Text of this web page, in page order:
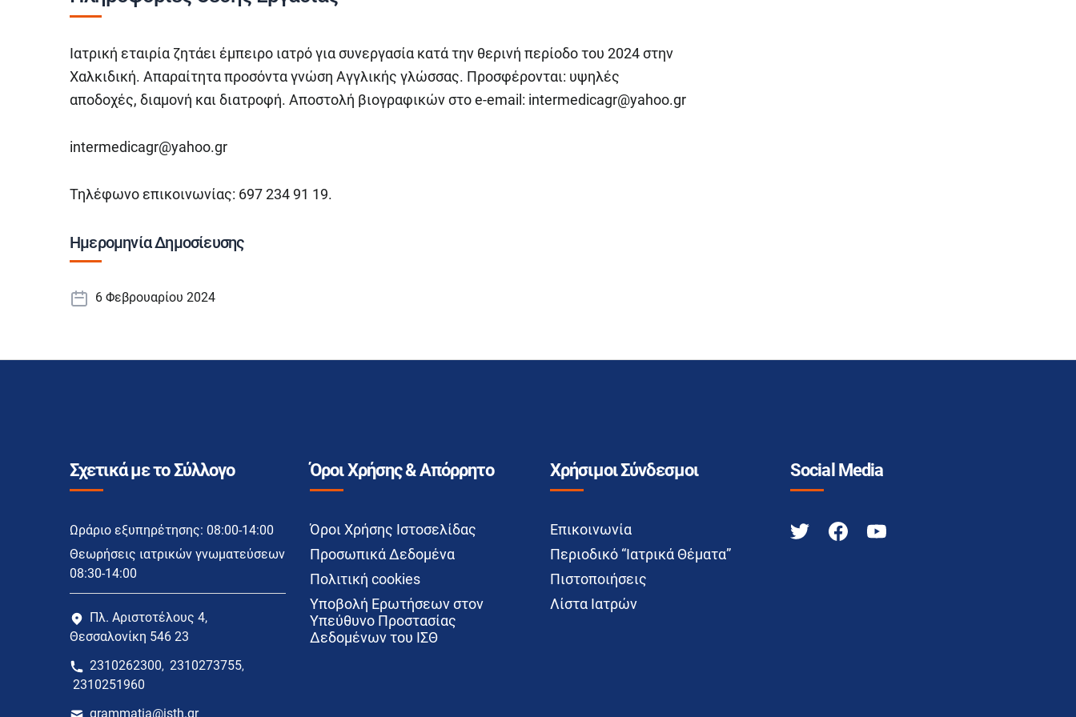
Ιατρική εταιρία ζητάει έμπειρο ιατρό για συνεργασία κατά την θερινή περίοδο του 2024 στην
Χαλκιδική. Απαραίτητα προσόντα γνώση Αγγλικής γλώσσας. Προσφέρονται: υψηλές
αποδοχές, διαμονή και διατροφή. Αποστολή βιογραφικών στο e-email: intermedicagr@yahoo.gr
intermedicagr@yahoo.gr
Τηλέφωνο επικοινωνίας: 697 234 91 19.
Ημερομηνία Δημοσίευσης
6 Φεβρουαρίου 2024
Σχετικά με το Σύλλογο
Ωράριο εξυπηρέτησης: 08:00-14:00
Θεωρήσεις ιατρικών γνωματεύσεων
08:30-14:00
Πλ. Αριστοτέλους 4,
Θεσσαλονίκη 546 23
2310262300, 2310273755,
2310251960
grammatia@isth.gr
Όροι Χρήσης & Απόρρητο
Όροι Χρήσης Ιστοσελίδας
Προσωπικά Δεδομένα
Πολιτική cookies
Υποβολή Ερωτήσεων στον
Υπεύθυνο Προστασίας
Δεδομένων του ΙΣΘ
Χρήσιμοι Σύνδεσμοι
Επικοινωνία
Περιοδικό “Ιατρικά Θέματα”
Πιστοποιήσεις
Λίστα Ιατρών
Social Media